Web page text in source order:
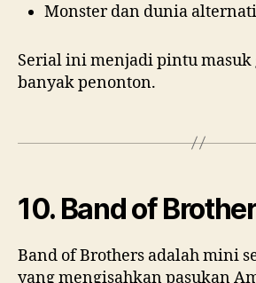
Monster dan dunia
Serial ini menjadi pintu masuk
banyak penonton.
10. Band of
Band of Brothers adalah mini
yang mengisahkan pasukan